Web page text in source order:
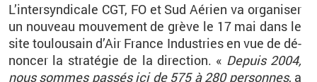
L’in­ter­syn­di­cale CGT, FO et Sud Aé­rien va or­ga­ni­ser
un nou­veau mou­ve­ment de grève le 17 mai dans le
site tou­lou­sain d’Air France In­dus­tries en vue de dé­
non­cer la stra­té­gie de la di­rec­tion. « De­puis 2004,
nous sommes pas­sés ici de 575 à 280 per­sonnes, a